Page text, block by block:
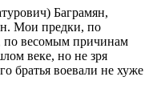
Баграмян,
Мои предки, по
по весомым причинам
веке, но не зря
братья воевали не хуже